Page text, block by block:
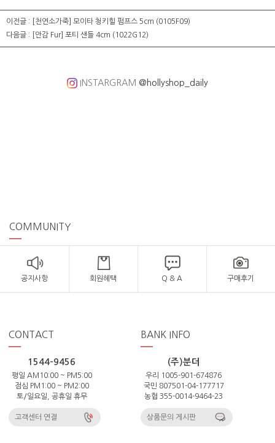
이전글 :
[천연소가죽] 모이타 청키힐 펌프스 5cm (0105F09)
다음글 :
[안감 Fur] 포티 샌들 4cm (1022G12)
INSTARGRAM @hollyshop_daily
COMMUNITY
공지사항 회원혜택 Q & A 구매후기
CONTACT
1544-9456
평일 AM10:00 ~ PM5:00
점심 PM1:00 ~ PM2:00
토/일요일, 공휴일 휴무
고객센터 연결
BANK INFO
(주)분더
우리 1005-901-674876
국민 807501-04-177717
농협 355-0014-9464-23
상품문의 게시판